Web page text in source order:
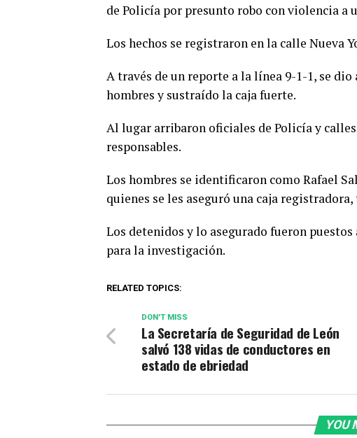
de Policía por presunto robo con violencia a
Los hechos se registraron en la calle Nueva
A través de un reporte a la línea 9-1-1, se
hombres y sustraído la caja fuerte.
Al lugar arribaron oficiales de Policía y
responsables.
Los hombres se identificaron como Rafael
quienes se les aseguró una caja
Los detenidos y lo asegurado fueron
para la investigación.
RELATED TOPICS:
DON'T MISS
La Secretaría de Seguridad de León
salvó 138 vidas de conductores en
estado de ebriedad
YOU